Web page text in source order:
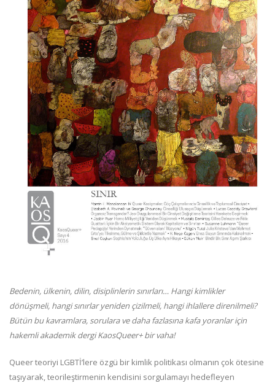
Bedenin, ülkenin, dilin, disiplinlerin sınırları… Hangi kimlikler
dönüşmeli, hangi sınırlar yeniden çizilmeli, hangi ihlallere direnilmeli?
Bütün bu kavramlara, sorulara ve daha fazlasına kafa yoranlar için
hakemli akademik dergi KaosQueer+ bir vaha!
Queer teoriyi LGBTİ’lere özgü bir kimlik politikası olmanın çok ötesine
taşıyarak, teorileştirmenin kendisini sorgulamayı hedefleyen